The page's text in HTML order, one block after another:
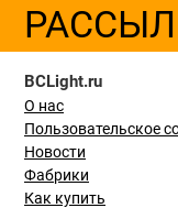
BCLight.ru
О нас
Пользовательское
Новости
Фабрики
Как купить